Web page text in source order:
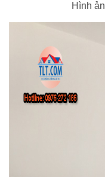
Hình